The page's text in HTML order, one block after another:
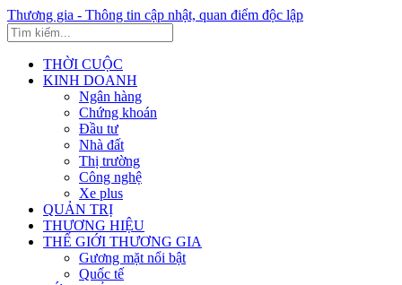
Thương gia - Thông tin cập nhật, quan điểm độc lập
THỜI CUỘC
KINH DOANH
Ngân hàng
Chứng khoán
Đầu tư
Nhà đất
Thị trường
Công nghệ
Xe plus
QUẢN TRỊ
THƯƠNG HIỆU
THẾ GIỚI THƯƠNG GIA
Gương mặt nổi bật
Quốc tế